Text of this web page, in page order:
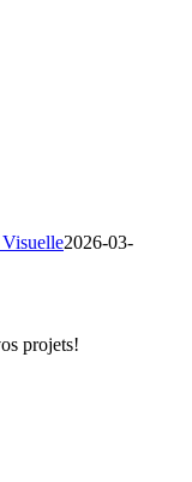
2026-03-
projets!